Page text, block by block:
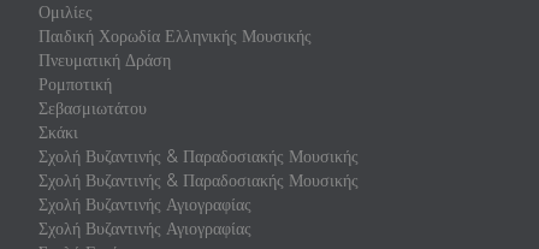
Ομιλίες
Παιδική Χορωδία Ελληνικής Μουσικής
Πνευματική Δράση
Ρομποτική
Σεβασμιωτάτου
Σκάκι
Σχολή Βυζαντινής & Παραδοσιακής Μουσικής
Σχολή Βυζαντινής & Παραδοσιακής Μουσικής
Σχολή Βυζαντινής Αγιογραφίας
Σχολή Βυζαντινής Αγιογραφίας